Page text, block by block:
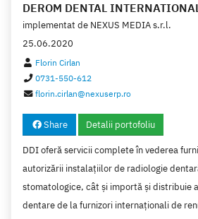
DEROM DENTAL
implementat de NEXUS MEDIA s.r.l.
25.06.2020
Florin Cirlan
0731-550-612
florin.cirlan@nexuserp.ro
Share Detalii portofoliu
DDI oferă servicii complete în vederea
autorizării instalaţiilor de radiologie
stomatologice, cât şi importă şi distribuie
dentare de la furnizori internaţionali de